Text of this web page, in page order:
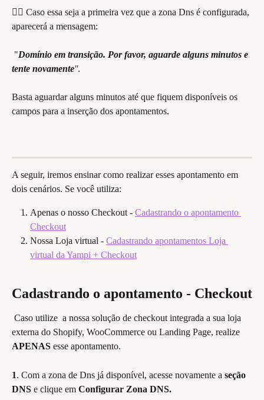
👉🏽 Caso essa seja a primeira vez que a zona Dns é configurada,
aparecerá a mensagem:
"Domínio em transição. Por favor, aguarde alguns minutos e
tente novamente''.
Basta aguardar alguns minutos até que fiquem disponíveis os
campos para a inserção dos apontamentos.
A seguir, iremos ensinar como realizar esses apontamento em
dois cenários. Se você utiliza:
Apenas o nosso Checkout - Cadastrando o apontamento
Checkout
Nossa Loja virtual - Cadastrando apontamentos Loja
virtual da Yampi + Checkout
Cadastrando o apontamento - Checkout
Caso utilize a nossa solução de checkout integrada a sua loja
externa do Shopify, WooCommerce ou Landing Page, realize
APENAS esse apontamento.
1. Com a zona de Dns já disponível, acesse novamente a seção
DNS e clique em Configurar Zona DNS.